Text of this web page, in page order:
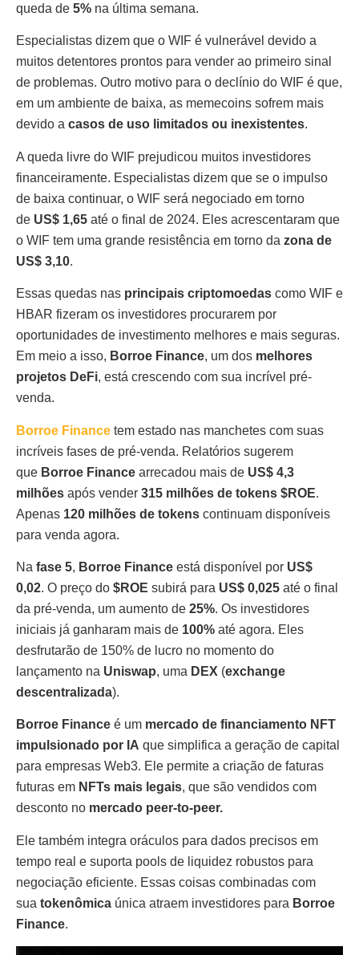
queda de 5% na última semana.
Especialistas dizem que o WIF é vulnerável devido a
muitos detentores prontos para vender ao primeiro sinal
de problemas. Outro motivo para o declínio do WIF é que,
em um ambiente de baixa, as memecoins sofrem mais
devido a casos de uso limitados ou inexistentes.
A queda livre do WIF prejudicou muitos investidores
financeiramente. Especialistas dizem que se o impulso
de baixa continuar, o WIF será negociado em torno
de US$ 1,65 até o final de 2024. Eles acrescentaram que
o WIF tem uma grande resistência em torno da zona de
US$ 3,10.
Essas quedas nas principais criptomoedas como WIF e
HBAR fizeram os investidores procurarem por
oportunidades de investimento melhores e mais seguras.
Em meio a isso, Borroe Finance, um dos melhores
projetos DeFi, está crescendo com sua incrível pré-
venda.
Borroe Finance tem estado nas manchetes com suas
incríveis fases de pré-venda. Relatórios sugerem
que Borroe Finance arrecadou mais de US$ 4,3
milhões após vender 315 milhões de tokens $ROE.
Apenas 120 milhões de tokens continuam disponíveis
para venda agora.
Na fase 5, Borroe Finance está disponível por US$
0,02. O preço do $ROE subirá para US$ 0,025 até o final
da pré-venda, um aumento de 25%. Os investidores
iniciais já ganharam mais de 100% até agora. Eles
desfrutarão de 150% de lucro no momento do
lançamento na Uniswap, uma DEX (exchange
descentralizada).
Borroe Finance é um mercado de financiamento NFT
impulsionado por IA que simplifica a geração de capital
para empresas Web3. Ele permite a criação de faturas
futuras em NFTs mais legais, que são vendidos com
desconto no mercado peer-to-peer.
Ele também integra oráculos para dados precisos em
tempo real e suporta pools de liquidez robustos para
negociação eficiente. Essas coisas combinadas com
sua tokenômica única atraem investidores para Borroe
Finance.